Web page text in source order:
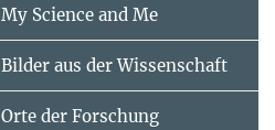
My Science and Me
Bilder aus der Wissenschaft
Orte der Forschung